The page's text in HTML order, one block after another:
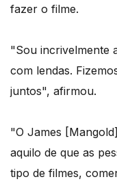
fazer o filme.
"Sou incrivelmente
com lendas.
juntos", afirmou.
"O James
aquilo de que as
tipo de filmes,